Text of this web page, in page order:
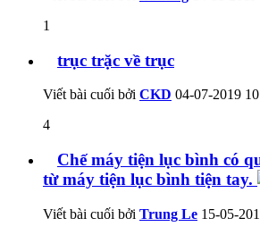
1
trục trặc về trục
Viết bài cuối bởi CKD 04-07-2019
4
Chế máy tiện lục bình có
từ máy tiện lục bình tiện tay.
Viết bài cuối bởi Trung Le 15-05-